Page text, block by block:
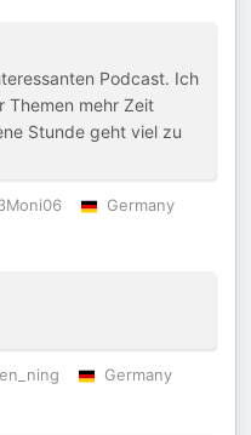
Podcast. Ich
Themen mehr Zeit
Stunde geht viel zu
Germany
Germany